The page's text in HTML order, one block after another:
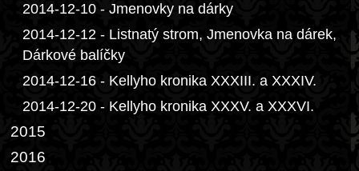
2014-12-10 - Jmenovky na dárky
2014-12-12 - Listnatý strom, Jmenovka na dárek,
Dárkové balíčky
2014-12-16 - Kellyho kronika XXXIII. a XXXIV.
2014-12-20 - Kellyho kronika XXXV. a XXXVI.
2015
2016